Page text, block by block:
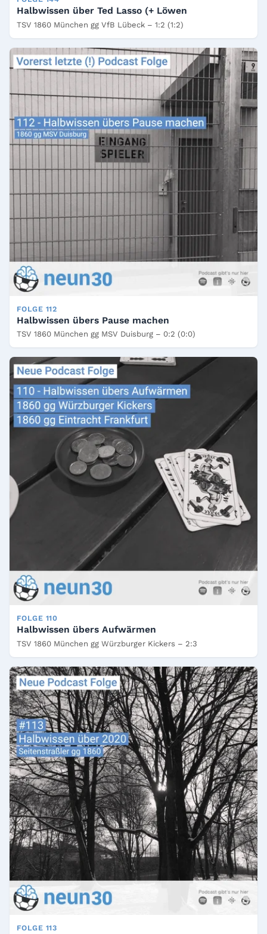
Halbwissen über Ted Lasso (+ Löwen
TSV 1860 München gg VfB Lübeck – 1:2 (1:2)
FOLGE 112
Halbwissen übers Pause machen
TSV 1860 München gg MSV Duisburg – 0:2 (0:0)
FOLGE 110
Halbwissen übers Aufwärmen
TSV 1860 München gg Würzburger Kickers – 2:3
FOLGE 113